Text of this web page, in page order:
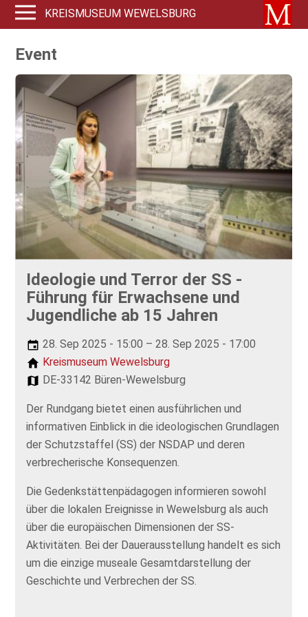
KREISMUSEUM WEWELSBURG
Event
Ideologie und Terror der SS -
Führung für Erwachsene und
Jugendliche ab 15 Jahren
28. Sep 2025 - 15:00 – 28. Sep 2025 - 17:00
Kreismuseum Wewelsburg
DE-33142 Büren-Wewelsburg
Der Rundgang bietet einen ausführlichen und
informativen Einblick in die ideologischen Grundlagen
der Schutzstaffel (SS) der NSDAP und deren
verbrecherische Konsequenzen.
Die Gedenkstättenpädagogen informieren sowohl
über die lokalen Ereignisse in Wewelsburg als auch
über die europäischen Dimensionen der SS-
Aktivitäten. Bei der Dauerausstellung handelt es sich
um die einzige museale Gesamtdarstellung der
Geschichte und Verbrechen der SS.